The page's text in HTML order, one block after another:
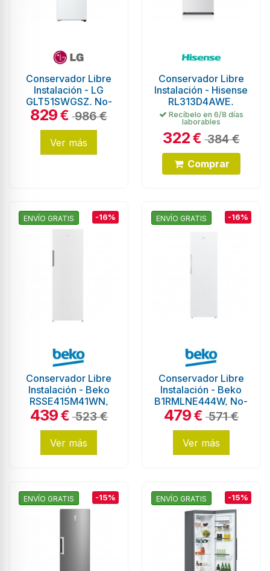
Conservador Libre
Instalación - LG
GLT51SWGSZ, No-
Frost, 1.86 metros,
386 litros, Blanco
829€ 986 €
Ver más
Conservador Libre
Instalación - Hisense
RL313D4AWE,
Cíclico, 1.43 metros,
Blanco
Recíbelo en 6/8 días
laborables
322€ 384 €
Comprar
ENVÍO GRATIS -16%
Conservador Libre
Instalación - Beko
RSSE415M41WN,
Cíclico, 1,71 metros,
Blanco
439€ 523 €
Ver más
ENVÍO GRATIS -16%
Conservador Libre
Instalación - Beko
B1RMLNE444W, No-
Frost, 1,86 metros,
Blanco
479€ 571 €
Ver más
ENVÍO GRATIS -15% ENVÍO GRATIS -15%